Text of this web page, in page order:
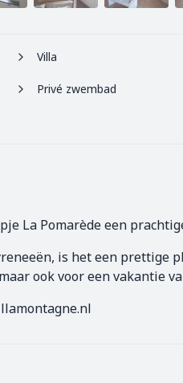
Villa
Privé zwembad
La Pomarède een
is het een prettige
ook voor een vakantie